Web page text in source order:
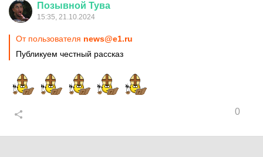
Позывной Тува
15:35, 21.10.2024
От пользователя news@e1.ru
Публикуем честный рассказ
0